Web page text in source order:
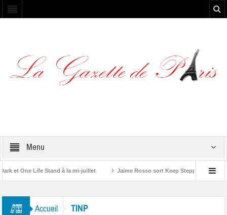
Menu
et One Life Stand à la mi-juillet Jaime Rosso sort Keep Stepping, son
Accueil TINP